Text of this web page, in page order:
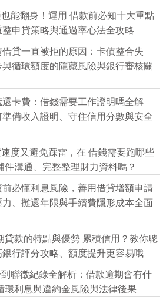
能翻身！運用 借款前必知十大重點
申貸策略與通過率心法全攻略
借貸一直被拒的原因：卡債整合失
循環額度的隱藏風險與銀行審核關
還卡費：借錢需要工作證明嗎全解
備收入證明、守住信用分數與安全
度又避免踩雷，在 借錢需要跑哪些
件溝通、完整整理財力資料嗎？
前必懂利息風險，善用借貸增額申請
、攤還年限與手續費隱形成本全面
貸款的特點與優勢 累積信用？教你聰
行評分攻略、額度提升更容易哦
聯徵紀錄全解析：借款逾期會有什
環利息與違約金風險與法律後果